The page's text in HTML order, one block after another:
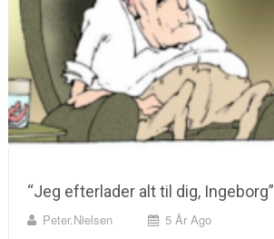
“Jeg efterlader alt til dig, Ingeborg”
Peter.nielsen 5 År Ago